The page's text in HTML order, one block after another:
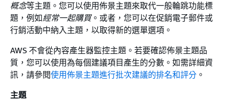
概念等主題。您可以使用佈景主題來取代一般輪跳功能標
題，例如經常一起購買。或者，您可以在促銷電子郵件或
行銷活動中納入主題，以取得新的選單選項。
AWS 不會從內容產生器監控主題。若要確認佈景主題品
質，您可以使用為每個建議項目產生的分數。如需詳細資
訊，請參閱使用佈景主題進行批次建議的排名和評分 。
主題